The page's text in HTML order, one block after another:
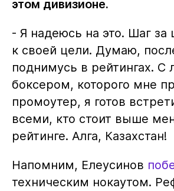
этом дивизионе.
- Я надеюсь на это. Шаг за
к своей цели. Думаю,
поднимусь в рейтингах.
боксером, которого мне
промоутер, я готов
всеми, кто стоит выше
рейтинге. Алга, Казахстан!
Напомним, Елеусинов
техническим нокаутом.